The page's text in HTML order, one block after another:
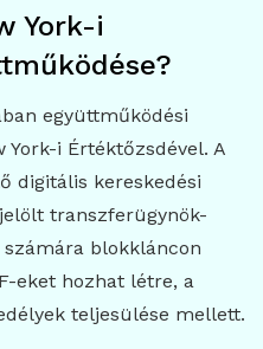
York-i
együttműködési
i Értéktőzsdével. A
digitális kereskedési
transzferügynök-
blokkláncon
eket hozhat létre, a
teljesülése mellett.